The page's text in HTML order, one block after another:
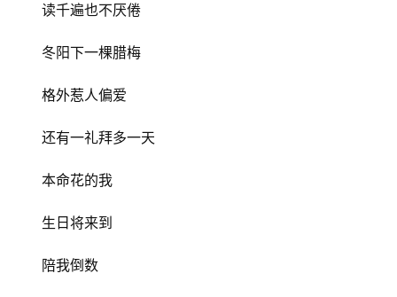
读千遍也不厌倦
​冬阳下一棵腊梅
格外惹人偏爱
​还有一礼拜​多一天
​本命花的我
生日将来到
​陪我倒数